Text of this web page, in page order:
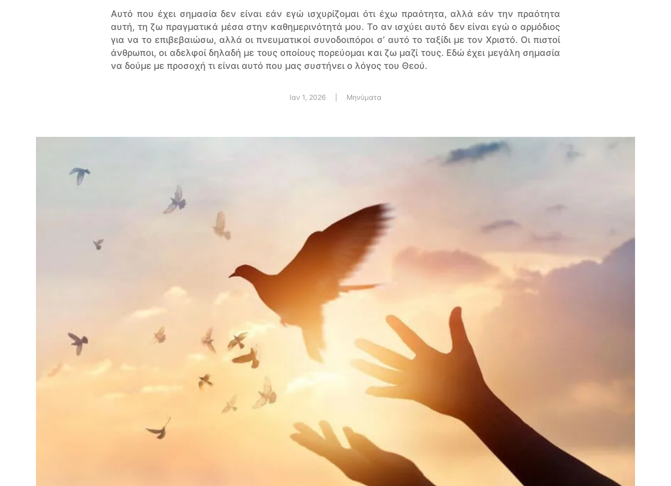
Αυτό που έχει σημασία δεν είναι εάν εγώ ισχυρίζομαι ότι έχω πραότητα, αλλά εάν την πραότητα
αυτή, τη ζω πραγματικά μέσα στην καθημερινότητά μου. Το αν ισχύει αυτό δεν είναι εγώ ο αρμόδιος
για να το επιβεβαιώσω, αλλά οι πνευματικοί συνοδοιπόροι σ’ αυτό το ταξίδι με τον Χριστό. Οι πιστοί
άνθρωποι, οι αδελφοί δηλαδή με τους οποίους πορεύομαι και ζω μαζί τους. Εδώ έχει μεγάλη σημασία
να δούμε με προσοχή τι είναι αυτό που μας συστήνει ο λόγος του Θεού.
Ιαν 1, 2026 Μηνύματα